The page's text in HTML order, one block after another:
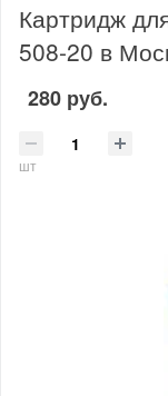
Картридж
508-20 в
280 руб.
шт